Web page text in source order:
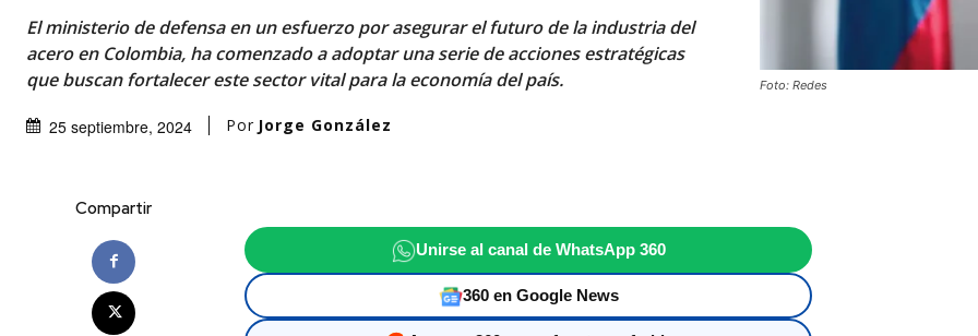
El ministerio de defensa en un esfuerzo por asegurar el futuro de la industria del
acero en Colombia, ha comenzado a adoptar una serie de acciones estratégicas
que buscan fortalecer este sector vital para la economía del país.
25 septiembre, 2024 Por Jorge González
Foto: Redes
Compartir
Unirse al canal de WhatsApp 360
360 en Google News